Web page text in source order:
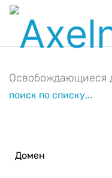
Освобождающиеся
поиск по списку...
Домен